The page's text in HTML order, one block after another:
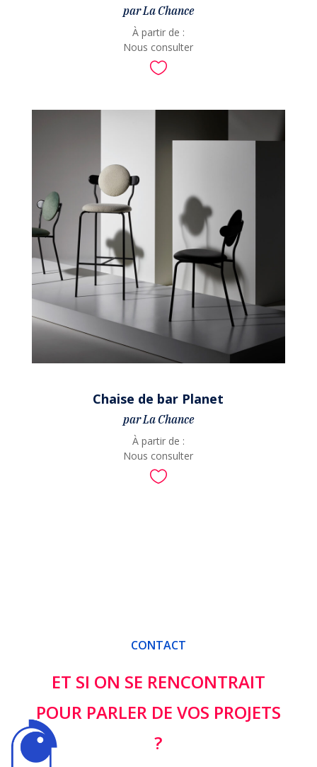
par La Chance
À partir de :
Nous consulter

Chaise de bar Planet
par La Chance
À partir de :
Nous consulter

CONTACT
ET SI ON SE RENCONTRAIT
POUR PARLER DE VOS PROJETS
?